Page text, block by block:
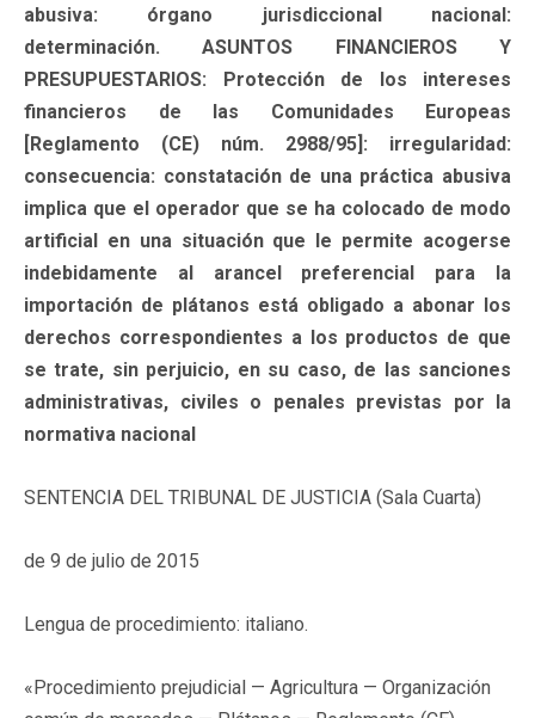
abusiva: órgano jurisdiccional nacional:
determinación. ASUNTOS FINANCIEROS Y
PRESUPUESTARIOS: Protección de los intereses
financieros de las Comunidades Europeas
[Reglamento (CE) núm. 2988/95]: irregularidad:
consecuencia: constatación de una práctica abusiva
implica que el operador que se ha colocado de modo
artificial en una situación que le permite acogerse
indebidamente al arancel preferencial para la
importación de plátanos está obligado a abonar los
derechos correspondientes a los productos de que
se trate, sin perjuicio, en su caso, de las sanciones
administrativas, civiles o penales previstas por la
normativa nacional
SENTENCIA DEL TRIBUNAL DE JUSTICIA (Sala Cuarta)
de 9 de julio de 2015
Lengua de procedimiento: italiano.
«Procedimiento prejudicial — Agricultura — Organización